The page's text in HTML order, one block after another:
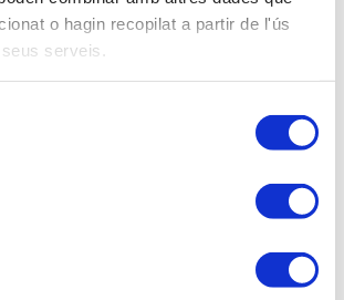
o hagin recopilat a partir de l'ús
serveis.
2014. Es farà una revisió dels
de la liquidació de l’Impost sobre
2014.
(Amortització, imputació
Limitació de despeses